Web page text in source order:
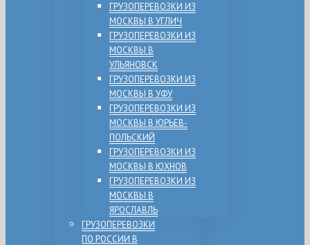
ГРУЗОПЕРЕВОЗКИ ИЗ
МОСКВЫ В УГЛИЧ
ГРУЗОПЕРЕВОЗКИ ИЗ
МОСКВЫ В
УЛЬЯНОВСК
ГРУЗОПЕРЕВОЗКИ ИЗ
МОСКВЫ В УФУ
ГРУЗОПЕРЕВОЗКИ ИЗ
МОСКВЫ В ЮРЬЕВ-
ПОЛЬСКИЙ
ГРУЗОПЕРЕВОЗКИ ИЗ
МОСКВЫ В ЮХНОВ
ГРУЗОПЕРЕВОЗКИ ИЗ
МОСКВЫ В
ЯРОСЛАВЛЬ
ГРУЗОПЕРЕВОЗКИ
ПО РОССИИ В